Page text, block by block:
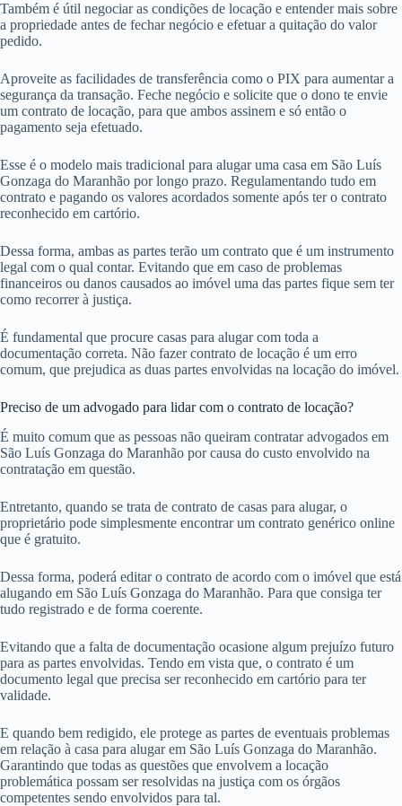
Também é útil negociar as condições de locação e entender mais sobre
a propriedade antes de fechar negócio e efetuar a quitação do valor
pedido.
Aproveite as facilidades de transferência como o PIX para aumentar a
segurança da transação. Feche negócio e solicite que o dono te envie
um contrato de locação, para que ambos assinem e só então o
pagamento seja efetuado.
Esse é o modelo mais tradicional para alugar uma casa em São Luís
Gonzaga do Maranhão por longo prazo. Regulamentando tudo em
contrato e pagando os valores acordados somente após ter o contrato
reconhecido em cartório.
Dessa forma, ambas as partes terão um contrato que é um instrumento
legal com o qual contar. Evitando que em caso de problemas
financeiros ou danos causados ao imóvel uma das partes fique sem ter
como recorrer à justiça.
É fundamental que procure casas para alugar com toda a
documentação correta. Não fazer contrato de locação é um erro
comum, que prejudica as duas partes envolvidas na locação do imóvel.
Preciso de um advogado para lidar com o contrato de locação?
É muito comum que as pessoas não queiram contratar advogados em
São Luís Gonzaga do Maranhão por causa do custo envolvido na
contratação em questão.
Entretanto, quando se trata de contrato de casas para alugar, o
proprietário pode simplesmente encontrar um contrato genérico online
que é gratuito.
Dessa forma, poderá editar o contrato de acordo com o imóvel que está
alugando em São Luís Gonzaga do Maranhão. Para que consiga ter
tudo registrado e de forma coerente.
Evitando que a falta de documentação ocasione algum prejuízo futuro
para as partes envolvidas. Tendo em vista que, o contrato é um
documento legal que precisa ser reconhecido em cartório para ter
validade.
E quando bem redigido, ele protege as partes de eventuais problemas
em relação à casa para alugar em São Luís Gonzaga do Maranhão.
Garantindo que todas as questões que envolvem a locação
problemática possam ser resolvidas na justiça com os órgãos
competentes sendo envolvidos para tal.